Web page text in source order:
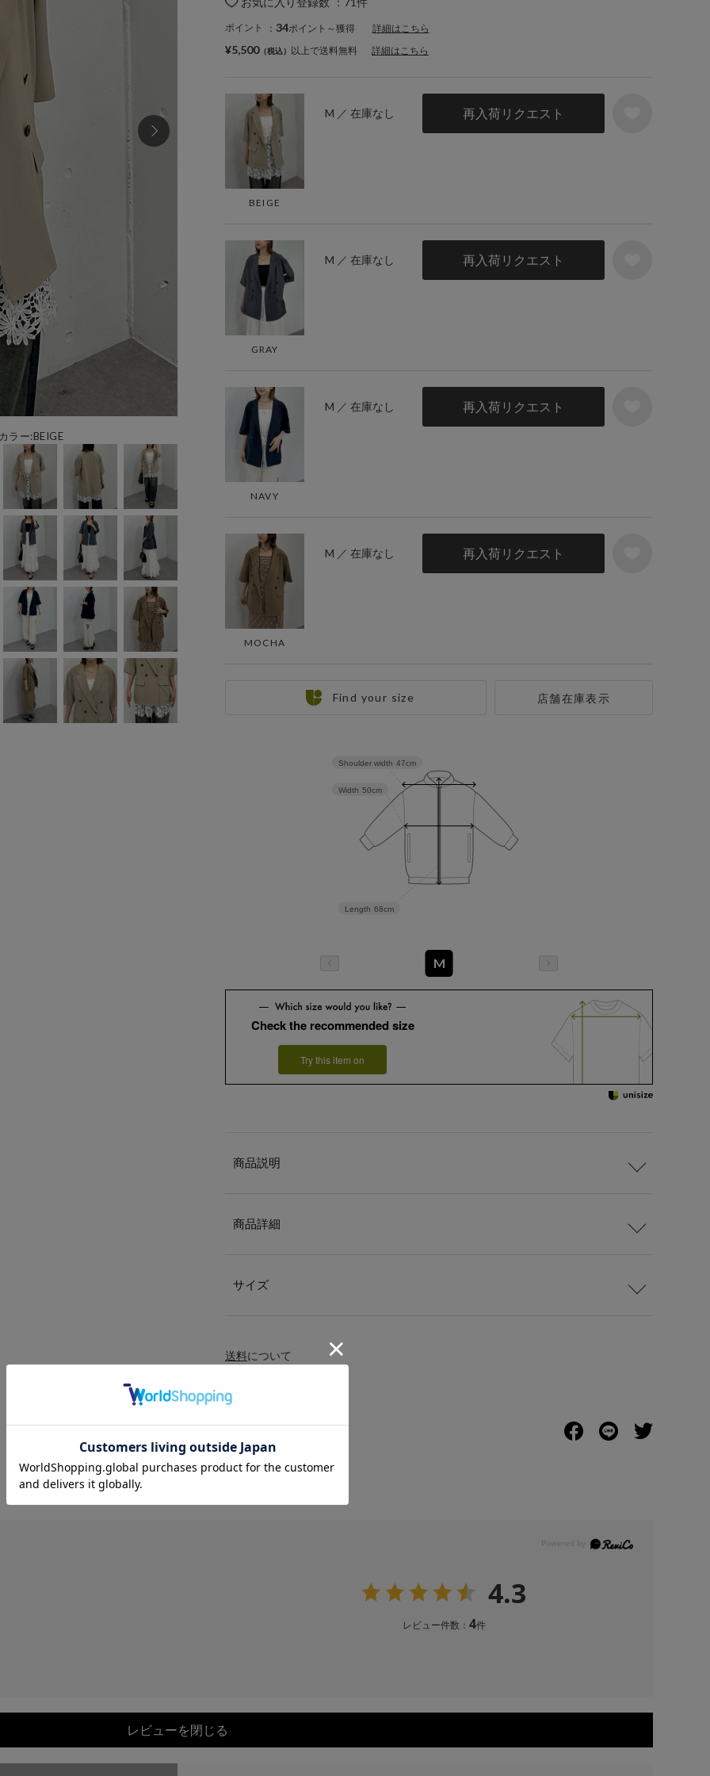
ー:BEIGE
ポイント ： 34ポイント～獲得 詳細はこちら
BEIGE
M ／ 在庫なし 再入荷リクエスト
GRAY
M ／ 在庫なし 再入荷リクエスト
NAVY
M ／ 在庫なし 再入荷リクエスト
MOCHA
M ／ 在庫なし 再入荷リクエスト
店舗在庫表示
¥5,500 以上で送料無料 詳細はこちら
Find your size
Length 68cm
Width 50cm
Shoulder width 47cm
M
Check the recommended size
Try this item on
商品説明
商品詳細
サイズ
送料について
4.3
レビュー件数： 4件
レビューを閉じる